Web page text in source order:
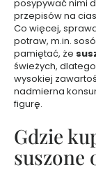
r
z
y
T
A
N
J
K
posypywać nimi
przepisów na
Co więcej,
potraw, m.in.
pamiętać, że
świeżych,
wysokiej
nadmierna
figurę.
Gdzie
suszone